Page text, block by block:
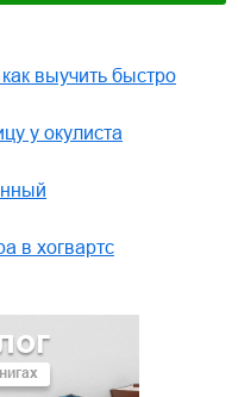
выучить быстро
у окулиста
в хогвартс